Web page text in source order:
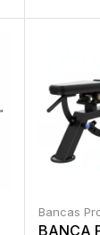
Bancas
BANCA